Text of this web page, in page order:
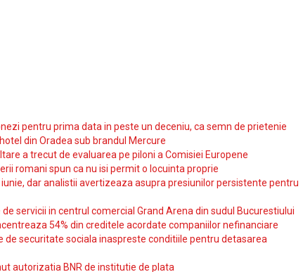
pentru prima data in peste un deceniu, ca semn de prietenie
din Oradea sub brandul Mercure
a trecut de evaluarea pe piloni a Comisiei Europene
romani spun ca nu isi permit o locuinta proprie
iunie, dar analistii avertizeaza asupra presiunilor persistente pentru
de servicii in centrul comercial Grand Arena din sudul Bucurestiului
54% din creditele acordate companiilor nefinanciare
de securitate sociala inaspreste conditiile pentru detasarea
autorizatia BNR de institutie de plata